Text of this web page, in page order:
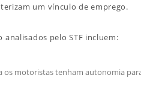
um vínculo de emprego.
pelo STF incluem:
os motoristas tenham autonomia